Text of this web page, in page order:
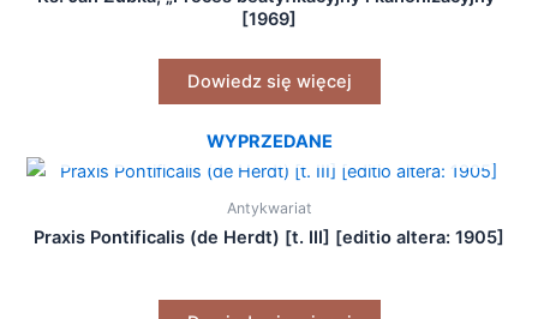
[1969]
Dowiedz się więcej
WYPRZEDANE
Antykwariat
Praxis Pontificalis (de Herdt) [t. III] [editio altera: 1905]